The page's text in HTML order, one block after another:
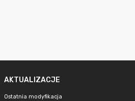
AKTUALIZACJE
Ostatnia modyfikacja